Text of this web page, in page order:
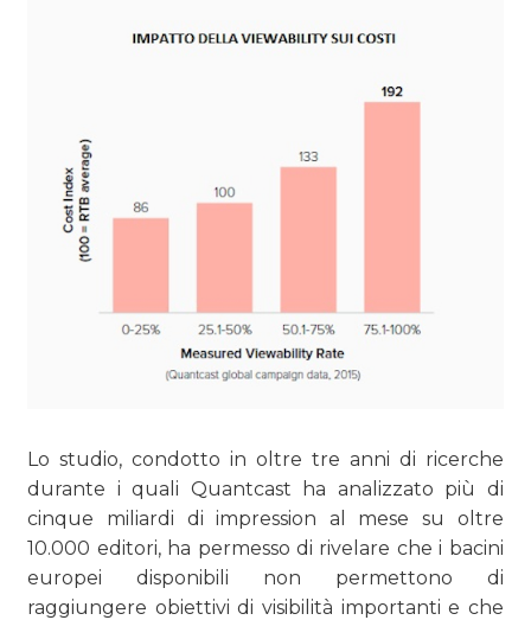
Lo studio, condotto in oltre tre anni di ricerche
durante i quali Quantcast ha analizzato più di
cinque miliardi di impression al mese su oltre
10.000 editori, ha permesso di rivelare che i bacini
europei disponibili non permettono di
raggiungere obiettivi di visibilità importanti e che